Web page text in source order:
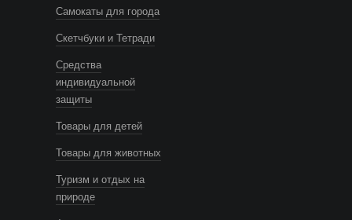
Самокаты для города
Скетчбуки и Тетради
Средства
индивидуальной
защиты
Товары для детей
Товары для животных
Туризм и отдых на
природе